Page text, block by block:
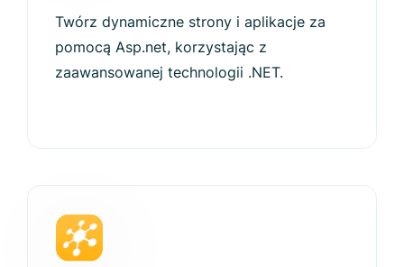
Twórz dynamiczne strony i aplikacje za
pomocą Asp.net, korzystając z
zaawansowanej technologii .NET.